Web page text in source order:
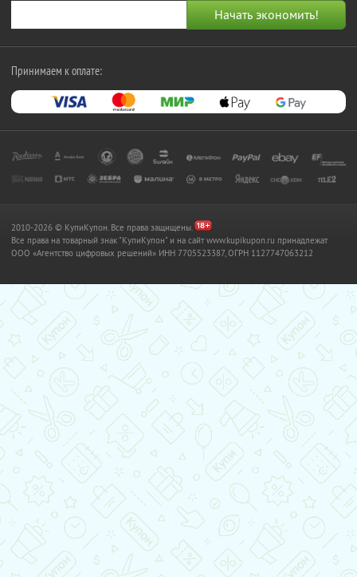
Принимаем к оплате:
2010-2026 © КупиКупон. Все права защищены.
Все права на товарный знак "КупиКупон" и на сайт www.kupikupon.ru принадлежат
OOO «Агентство цифровых решений» ИНН 7705523387, ОГРН 1127747063212